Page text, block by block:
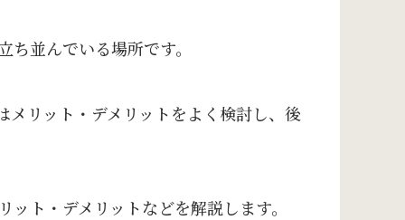
並んでいる場所です。
リット・デメリットをよく検討し、後
ト・デメリットなどを解説します。